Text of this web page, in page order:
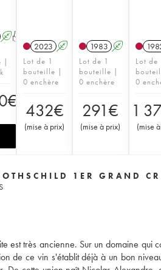
AT
|
€
2023 A
Lot de 1
bouteille |
0 enchère
432€
(mise à prix)
1983 A
Lot de 1
bouteille |
0 enchère
291€
(mise à prix)
Lot de
0
1
(mise
1ER GRAND
est très ancienne. Sur un domaine
de ce vin s'établit déjà à un bon